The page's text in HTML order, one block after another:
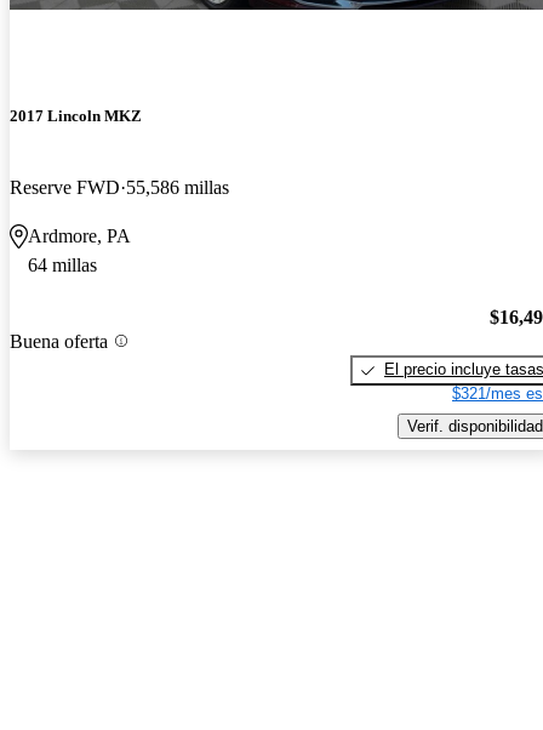
2017 Lincoln MKZ
Reserve FWD 55,586 millas
Ardmore, PA
64 millas
Buena oferta
El precio incluye tasas
$321/mes
Verif. disponibilidad